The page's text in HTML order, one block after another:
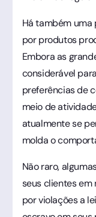
Há também
por produtos
Embora as
considerável
preferências de
meio de
atualmente se
molda o
Não raro,
seus clientes em
por violações a